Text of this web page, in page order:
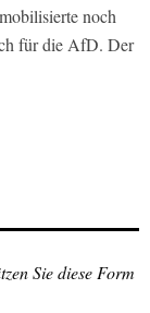
noch
für die AfD. Der
Sie diese Form